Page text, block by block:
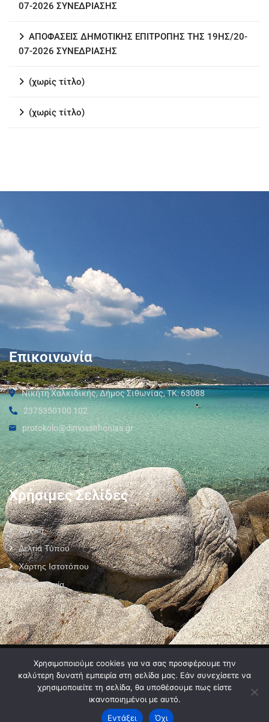
07-2026 ΣΥΝΕΔΡΙΑΣΗΣ
ΑΠΟΦΑΣΕΙΣ ΔΗΜΟΤΙΚΗΣ ΕΠΙΤΡΟΠΗΣ ΤΗΣ 19ΗΣ/20-
07-2026 ΣΥΝΕΔΡΙΑΣΗΣ
(χωρίς τίτλο)
(χωρίς τίτλο)
Επικοινωνία
Νικήτη Χαλκιδικής, Δήμος Σιθωνίας, ΤΚ: 63088
2375350100 102
protokolo@dimossithonias.gr
Χρήσιμες Σελίδες
Αρχική
Δελτία Τύπου
Χάρτης Ιστοτόπου
Επικοινωνία
Όροι Χρήσης
2024 © Developed byMyCompany Projects
Χρησιμοποιούμε cookies για να σας προσφέρουμε την
καλύτερη δυνατή εμπειρία στη σελίδα μας. Εάν συνεχίσετε να
χρησιμοποιείτε τη σελίδα, θα υποθέσουμε πως είστε
ικανοποιημένοι με αυτό.
Εντάξει
Όχι